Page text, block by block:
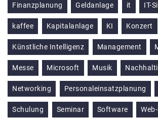
Finanzplanung Geldanlage it IT-
kaffee Kapitalanlage KI Konzert
Künstliche Intelligenz Management
Messe Microsoft Musik
Networking Personaleinsatzplanung
Schulung Seminar Software